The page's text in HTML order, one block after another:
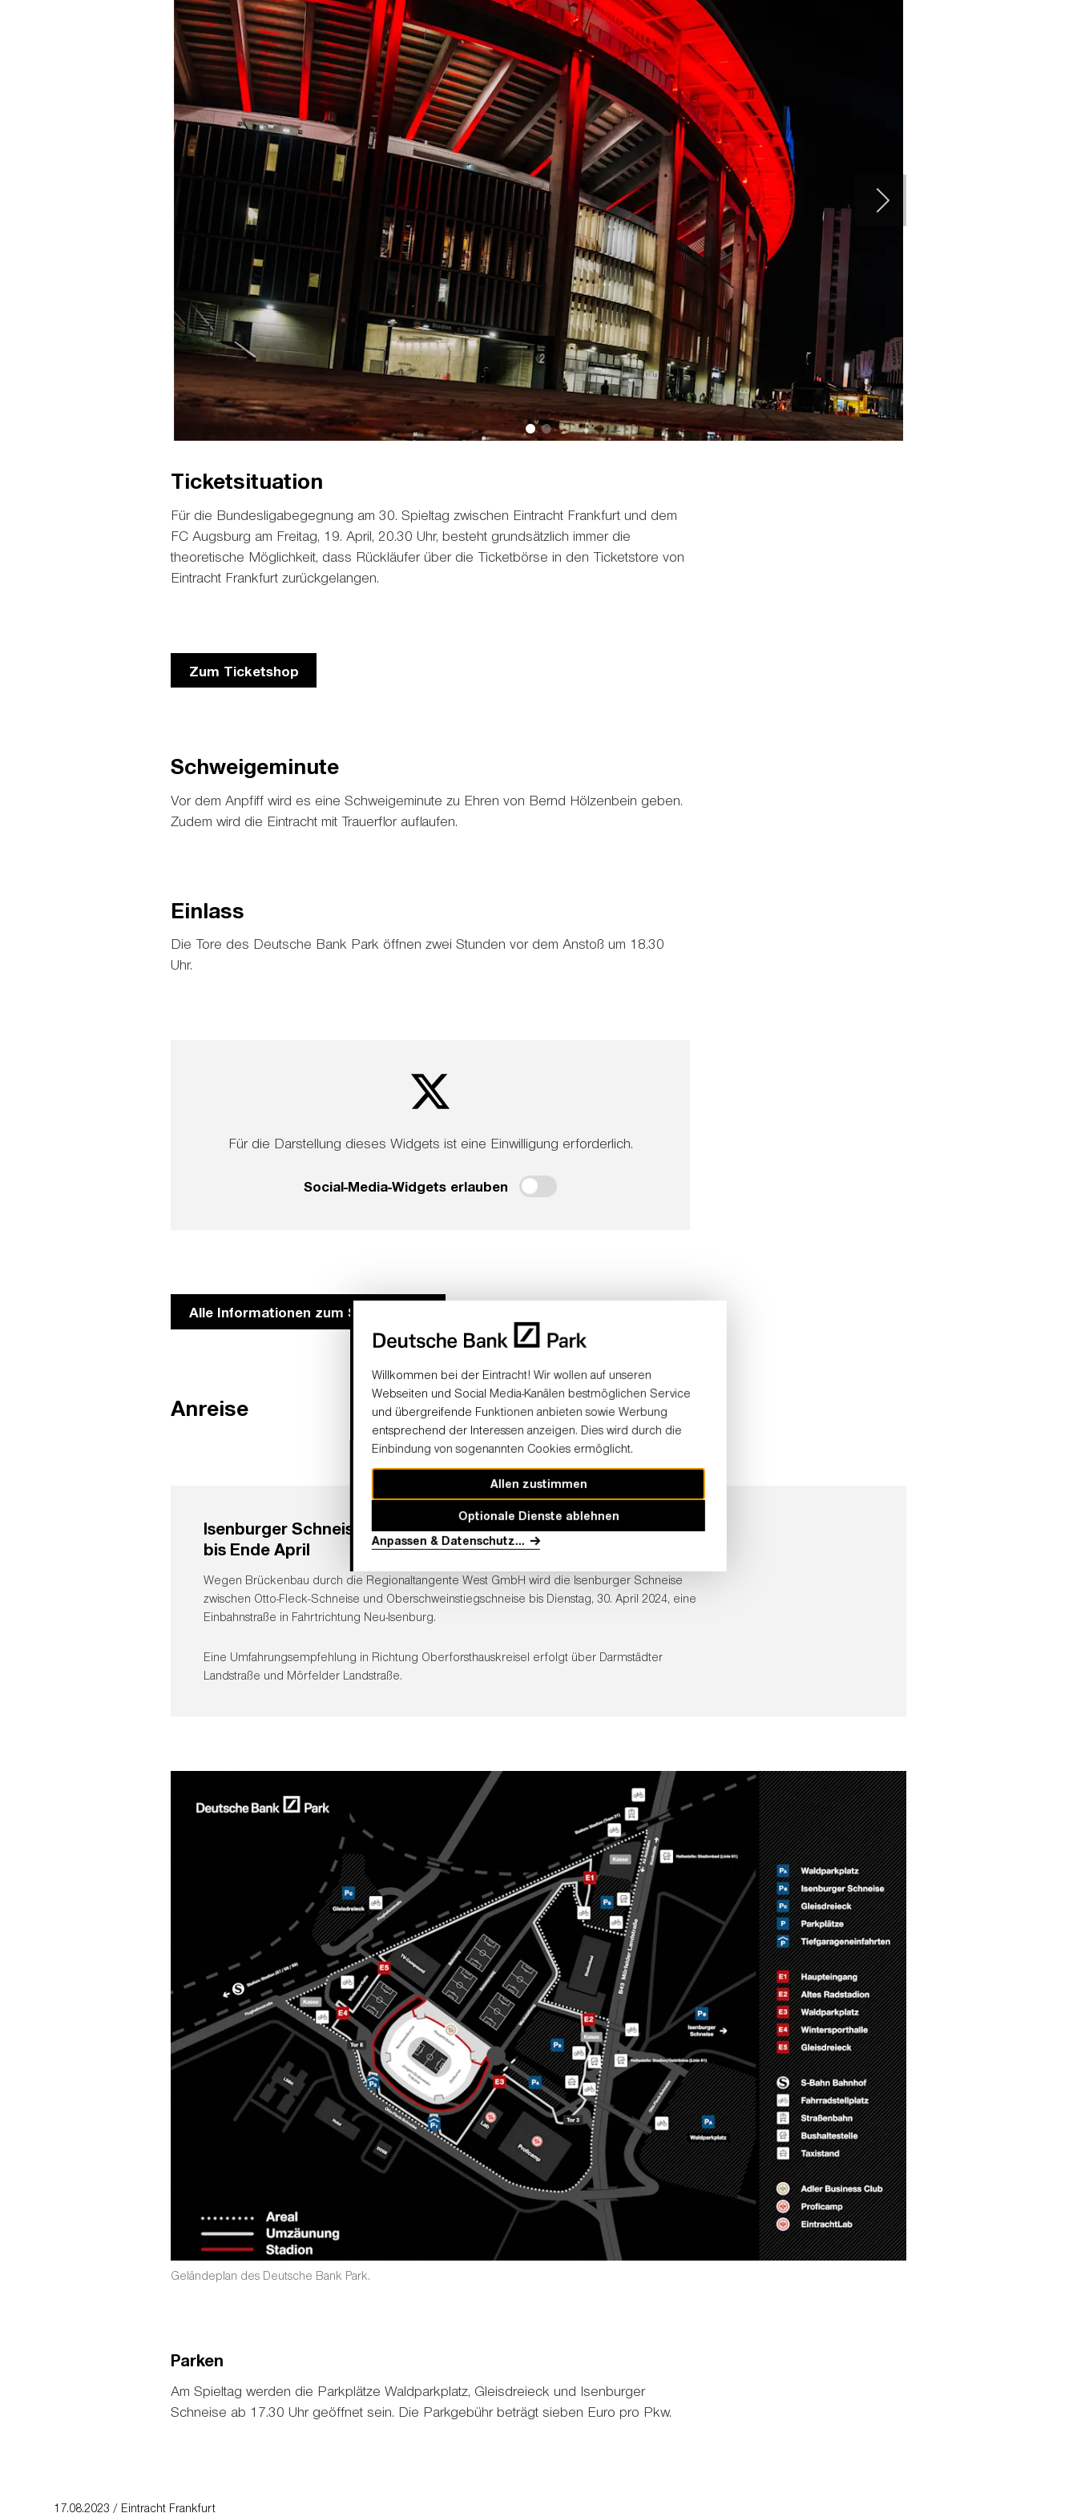
Ticketsituation
Für die Bundesligabegegnung am 30. Spieltag zwischen Eintracht Frankfurt und dem
FC Augsburg am Freitag, 19. April, 20.30 Uhr, besteht grundsätzlich immer die
theoretische Möglichkeit, dass Rückläufer über die Ticketbörse in den Ticketstore von
Eintracht Frankfurt zurückgelangen.
Zum Ticketshop
Schweigeminute
Vor dem Anpfiff wird es eine Schweigeminute zu Ehren von Bernd Hölzenbein geben.
Zudem wird die Eintracht mit Trauerflor auflaufen.
Einlass
Die Tore des Deutsche Bank Park öffnen zwei Stunden vor dem Anstoß um 18.30
Uhr.
Für die Darstellung dieses Widgets ist eine Einwilligung erforderlich.
Social-Media-Widgets erlauben
Alle Informationen zum Spielbetrieb
Anreise
Isenburger Schneise wird Einbahnstraße Richtung Neu-Isenburg
bis Ende April
Wegen Brückenbau durch die Regionaltangente West GmbH wird die Isenburger Schneise
zwischen Otto-Fleck-Schneise und Oberschweinstiegschneise bis Dienstag, 30. April 2024, eine
Einbahnstraße in Fahrtrichtung Neu-Isenburg.
Eine Umfahrungsempfehlung in Richtung Oberforsthauskreisel erfolgt über Darmstädter
Landstraße und Mörfelder Landstraße.
Geländeplan des Deutsche Bank Park.
Parken
Am Spieltag werden die Parkplätze Waldparkplatz, Gleisdreieck und Isenburger
Schneise ab 17.30 Uhr geöffnet sein. Die Parkgebühr beträgt sieben Euro pro Pkw.
17.08.2023 / Eintracht Frankfurt
Willkommen bei der Eintracht! Wir wollen auf unseren
Webseiten und Social Media-Kanälen bestmöglichen Service
und übergreifende Funktionen anbieten sowie Werbung
entsprechend der Interessen anzeigen. Dies wird durch die
Einbindung von sogenannten Cookies ermöglicht.
Allen zustimmen
Optionale Dienste ablehnen
Anpassen & Datenschutz...